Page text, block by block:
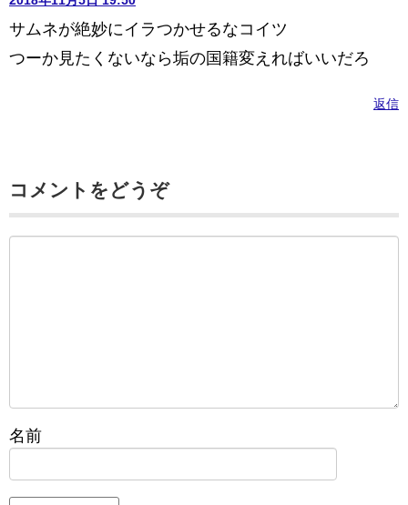
サムネが絶妙にイラつかせるなコイツ
つーか見たくないなら垢の国籍変えればいいだろ
返信
コメントをどうぞ
名前